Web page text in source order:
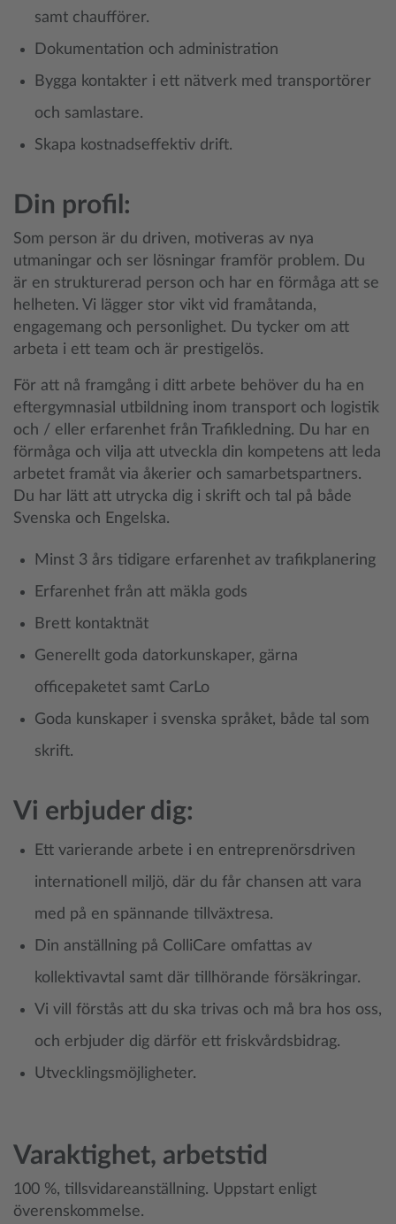
samt chaufförer.
Dokumentation och administration
Bygga kontakter i ett nätverk med transportörer
och samlastare.
Skapa kostnadseffektiv drift.
Din profil:
Som person är du driven, motiveras av nya
utmaningar och ser lösningar framför problem. Du
är en strukturerad person och har en förmåga att se
helheten. Vi lägger stor vikt vid framåtanda,
engagemang och personlighet. Du tycker om att
arbeta i ett team och är prestigelös.
För att nå framgång i ditt arbete behöver du ha en
eftergymnasial utbildning inom transport och logistik
och / eller erfarenhet från Trafikledning. Du har en
förmåga och vilja att utveckla din kompetens att leda
arbetet framåt via åkerier och samarbetspartners.
Du har lätt att utrycka dig i skrift och tal på både
Svenska och Engelska.
Minst 3 års tidigare erfarenhet av trafikplanering
Erfarenhet från att mäkla gods
Brett kontaktnät
Generellt goda datorkunskaper, gärna
officepaketet samt CarLo
Goda kunskaper i svenska språket, både tal som
skrift.
Vi erbjuder dig:
Ett varierande arbete i en entreprenörsdriven
internationell miljö, där du får chansen att vara
med på en spännande tillväxtresa.
Din anställning på ColliCare omfattas av
kollektivavtal samt där tillhörande försäkringar.
Vi vill förstås att du ska trivas och må bra hos oss,
och erbjuder dig därför ett friskvårdsbidrag.
Utvecklingsmöjligheter.
Varaktighet, arbetstid
100 %, tillsvidareanställning. Uppstart enligt
överenskommelse.